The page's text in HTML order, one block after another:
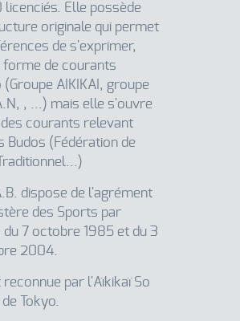
Elle possède
originale qui permet
de s'exprimer,
forme de courants
(Groupe AIKIKAI, groupe
, ...) mais elle s'ouvre
courants relevant
Budos (Fédération de
dispose de l'agrément
des Sports par
7 octobre 1985 et du 3
2004.
reconnue par l'Aïkikaï So
Tokyo.